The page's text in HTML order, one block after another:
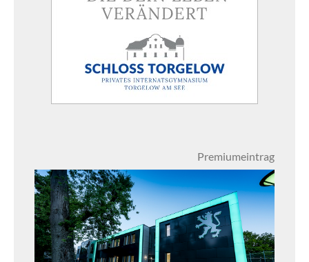
Premiumeintrag